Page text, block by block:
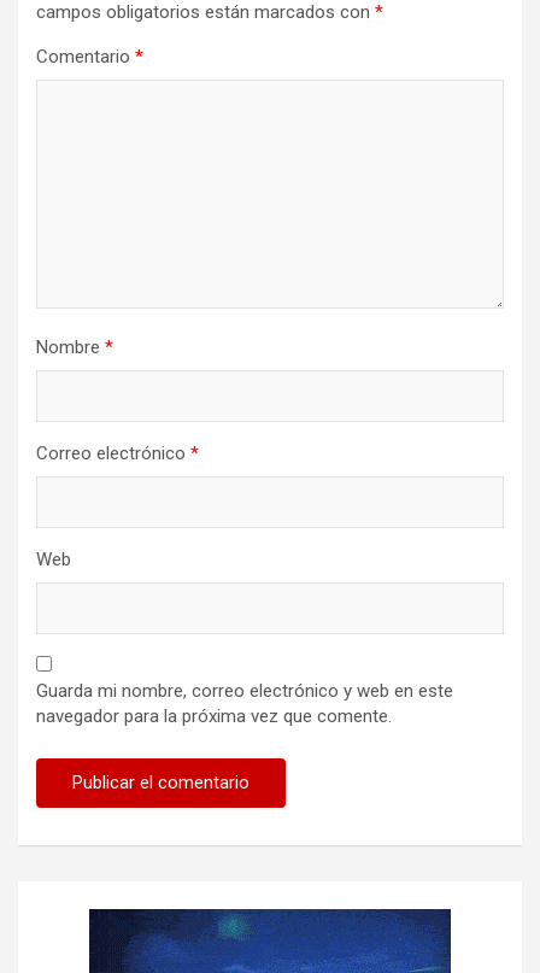
campos obligatorios están marcados con *
Comentario *
Nombre *
Correo electrónico *
Web
Guarda mi nombre, correo electrónico y web en este
navegador para la próxima vez que comente.